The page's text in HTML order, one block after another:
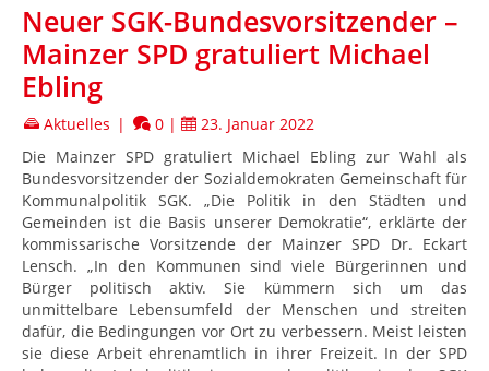
Neuer SGK-Bundesvorsitzender –
Mainzer SPD gratuliert Michael
Ebling
Aktuelles | 0 |
23. Januar 2022
Die Mainzer SPD gratuliert Michael Ebling zur Wahl als
Bundesvorsitzender der Sozialdemokraten Gemeinschaft für
Kommunalpolitik SGK. „Die Politik in den Städten und
Gemeinden ist die Basis unserer Demokratie“, erklärte der
kommissarische Vorsitzende der Mainzer SPD Dr. Eckart
Lensch. „In den Kommunen sind viele Bürgerinnen und
Bürger politisch aktiv. Sie kümmern sich um das
unmittelbare Lebensumfeld der Menschen und streiten
dafür, die Bedingungen vor Ort zu verbessern. Meist leisten
sie diese Arbeit ehrenamtlich in ihrer Freizeit. In der SPD